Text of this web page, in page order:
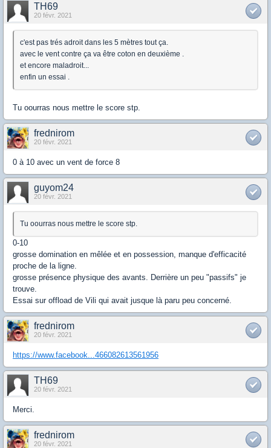
TH69
20 févr. 2021
c'est pas trés adroit dans les 5 mètres tout ça.
avec le vent contre ça va être coton en deuxième .
et encore maladroit...
enfin un essai .
Tu oourras nous mettre le score stp.
frednirom
20 févr. 2021
0 à 10 avec un vent de force 8
guyom24
20 févr. 2021
Tu oourras nous mettre le score stp.
0-10
grosse domination en mêlée et en possession, manque d'efficacité
proche de la ligne.
grosse présence physique des avants. Derrière un peu "passifs" je
trouve.
Essai sur offload de Vili qui avait jusque là paru peu concerné.
frednirom
20 févr. 2021
https://www.facebook...466082613561956
TH69
20 févr. 2021
Merci.
frednirom
20 févr. 2021